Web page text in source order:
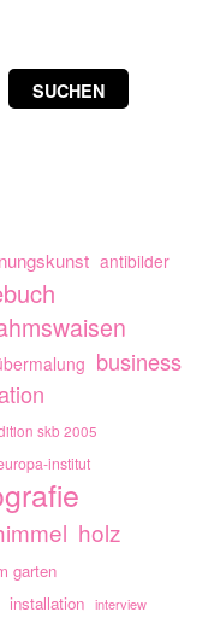
SUCHEN
antibilder
business
skb 2005
institut
holz
garten
installation interview